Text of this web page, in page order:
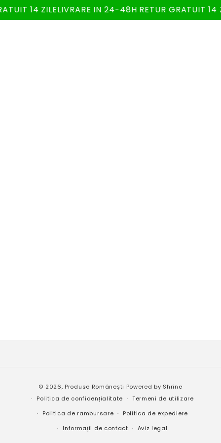
Salt la
conținut
14 ZILELIVRARE IN 24-48H RETUR GRATUIT 14
de
© 2026, Produse Românești Powered by Shrine
Politica de confidențialitate
Termeni de utilizare
Politica de rambursare
Politica de expediere
Informații de contact
Aviz legal